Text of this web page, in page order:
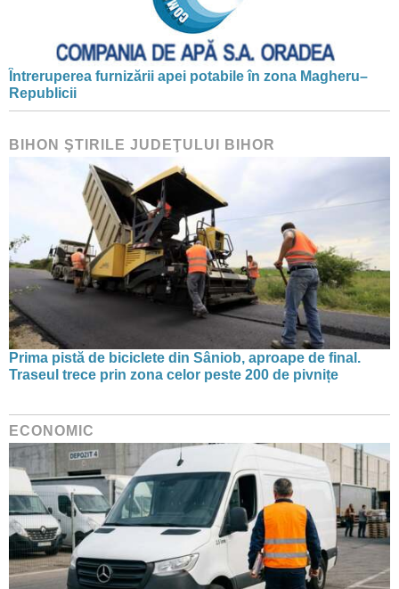
Întreruperea furnizării apei potabile în zona Magheru–
Republicii
BIHON ŞTIRILE JUDEŢULUI BIHOR
Prima pistă de biciclete din Sâniob, aproape de final.
Traseul trece prin zona celor peste 200 de pivnițe
ECONOMIC